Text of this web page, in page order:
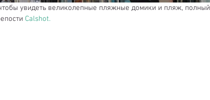
увидеть великолепные пляжные домики и пляж, полный
Calshot.